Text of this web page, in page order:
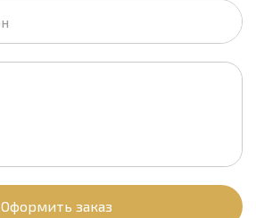
Оформить заказ